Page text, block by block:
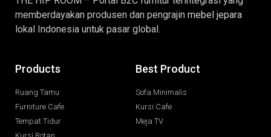
memberdayakan produsen dan pengrajin mebel jepara
lokal Indonesia untuk pasar global.
Products
Ruang Tamu
Furniture Cafe
Tempat Tidur
Best Product
Sofa Minimalis
Kursi Cafe
Meja TV